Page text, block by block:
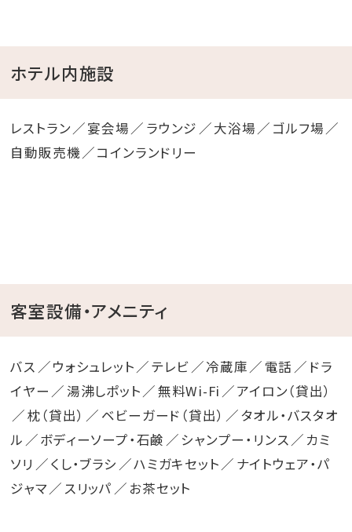
ホテル内施設
レストラン 宴会場 ラウンジ 大浴場
ゴルフ場
自動販売機
コインランドリー
客室設備・アメニティ
バス ウォシュレット テレビ 冷蔵庫 電話
ドラ
イヤー
湯沸しポット 無料Wi-Fi
アイロン（貸出）
枕（貸出）
ベビーガード（貸出）
タオル・バスタオ
ル
ボディーソープ・石鹸 シャンプー・リンス
カミ
ソリ
くし・ブラシ ハミガキセット
ナイトウェア・パ
ジャマ
スリッパ お茶セット